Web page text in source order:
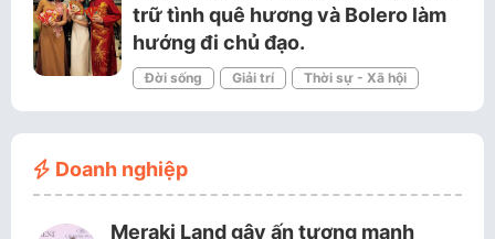
trữ tình quê hương và Bolero làm
hướng đi chủ đạo.
Đời sống Giải trí Thời sự - Xã hội
Doanh nghiệp
Meraki Land gây ấn tượng mạnh